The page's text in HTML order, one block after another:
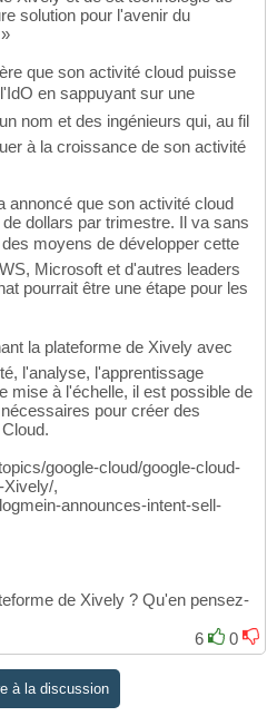
solution pour l'avenir du
que son activité cloud puisse
en sappuyant sur une
nom et des ingénieurs qui, au fil
à la croissance de son activité
annoncé que son activité cloud
dollars par trimestre. Il va sans
des moyens de développer cette
Microsoft et d'autres leaders
pourrait être une étape pour les
la plateforme de Xively avec
l'analyse, l'apprentissage
mise à l'échelle, il est possible de
pour créer des
google-cloud/google-cloud-
Xively/,
announces-intent-sell-
de Xively ? Qu'en pensez-
6
0
à la discussion